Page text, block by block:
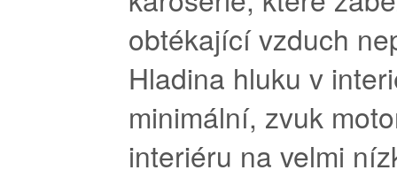
obtékající vzduch
Hladina hluku v
minimální, zvuk
interiéru na velmi